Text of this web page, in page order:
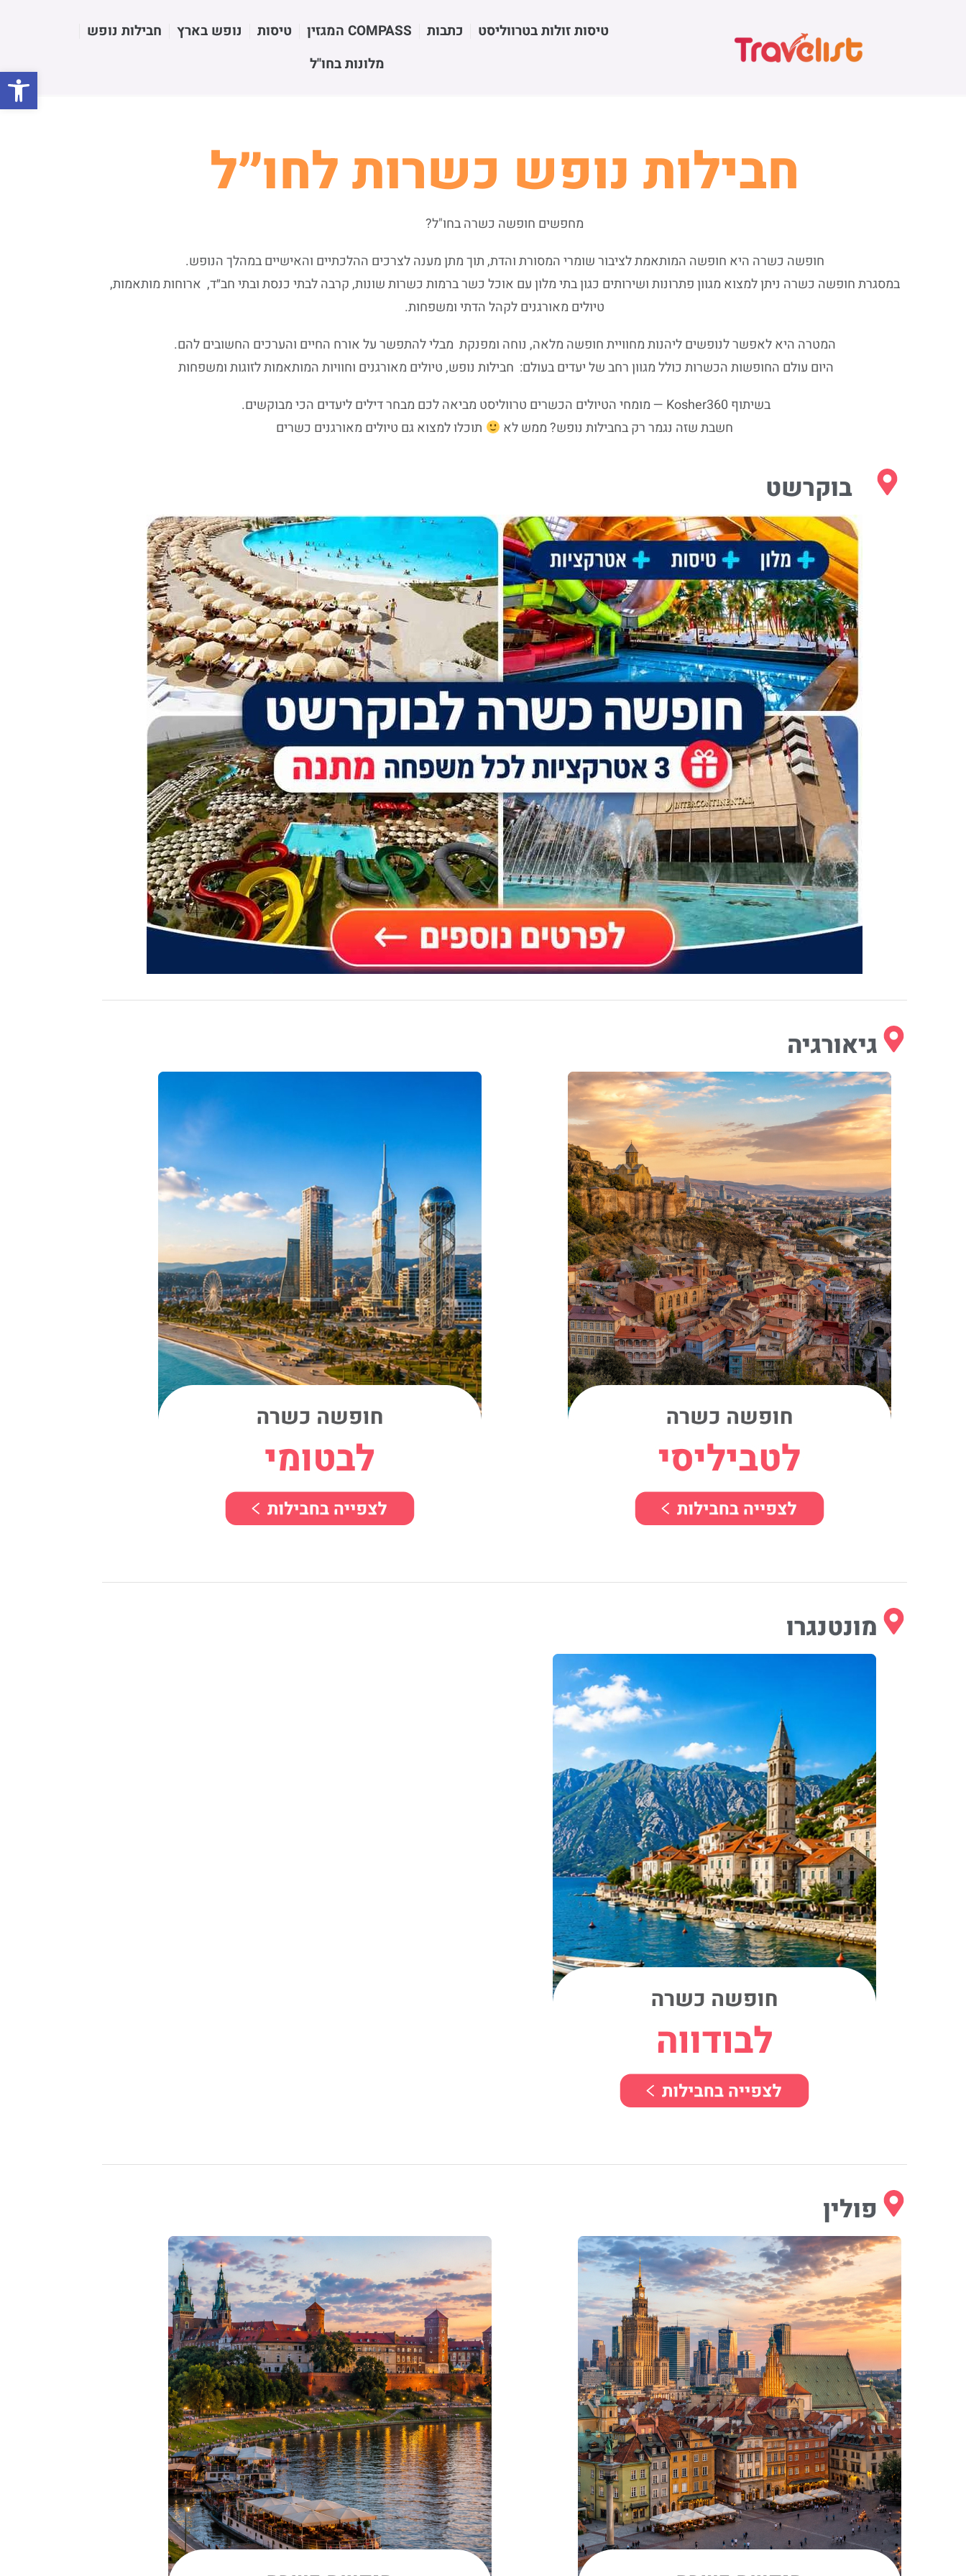
טיסות זולות בטרווליסט כתבות COMPASS המגזין טיסות נופש בארץ
חבילות נופש
מלונות בחו"ל
חבילות נופש כשרות לחו״ל
מחפשים חופשה כשרה בחו"ל?
חופשה כשרה היא חופשה המותאמת לציבור שומרי המסורת והדת, תוך מתן מענה לצרכים ההלכתיים והאישיים במהלך הנופש.
במסגרת חופשה כשרה ניתן למצוא מגוון פתרונות ושירותים כגון בתי מלון עם אוכל כשר ברמות כשרות שונות, קרבה לבתי כנסת ובתי חב״ד, ארוחות מותאמות,
טיולים מאורגנים לקהל הדתי ומשפחות.
המטרה היא לאפשר לנופשים ליהנות מחוויית חופשה מלאה, נוחה ומפנקת מבלי להתפשר על אורח החיים והערכים החשובים להם.
היום עולם החופשות הכשרות כולל מגוון רחב של יעדים בעולם: חבילות נופש, טיולים מאורגנים וחוויות המותאמות לזוגות ומשפחות
בשיתוף Kosher360 — מומחי הטיולים הכשרים טרווליסט מביאה לכם מבחר דילים ליעדים הכי מבוקשים.
חשבת שזה נגמר רק בחבילות נופש? ממש לא
תוכלו למצואגם טיולים מאורגנים כשרים
בוקרשט
גיאורגיה
מונטנגרו
פולין